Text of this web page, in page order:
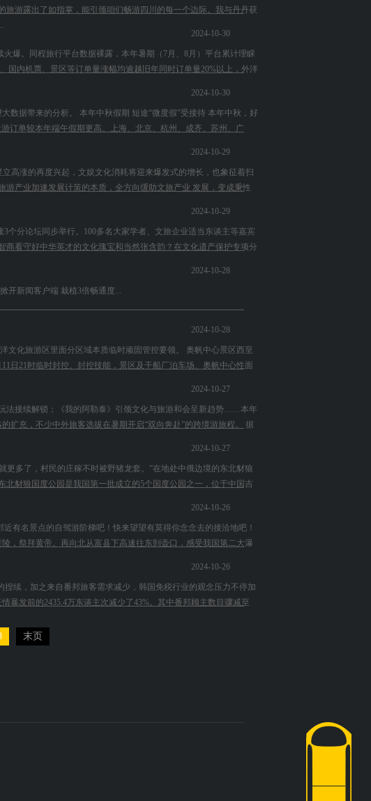
游露出了如指掌，能引颈咱们畅游四川的每一个边际。我与丹丹获
2024-10-30
爆。同程旅行平台数据裸露，本年暑期（7月、8月）平台累计理睬
国内机票、景区等订单量涨幅均逾越旧年同时订单量20%以上，外洋
2024-10-30
数据带来的分析。 本年中秋假期 短途“微度假”受接待 本年中秋，好
订单较本年端午假期更高。上海、北京、杭州、成齐、苏州、广
2024-10-29
高涨的再度兴起，文娱文化消耗将迎来爆发式的增长，也象征着扫
产业加速发展计策的本质，全方向缓助文旅产业 发展，变成秉性
2024-10-29
个分论坛同步举行。100多名大家学者、文旅企业适当东谈主等嘉宾
看守好中华英才的文化瑰宝和当然张含韵？在文化遗产保护专项分
2024-10-28
开新闻客户端 栽植3倍畅通度...
2024-10-28
文化旅游区里面分区域本质临时顽固管控要领。 奥帆中心景区西至
日21时临时封控。封控技能，景区及干船厂泊车场、奥帆中心性面
2024-10-27
玩法接续解锁；《我的阿勒泰》引颈文化与旅游和会呈新趋势……本年
扩充，不少中外旅客选拔在暑期开启“双向奔赴”的跨境游旅程。 据
2024-10-27
多了，村民的庄稼不时被野猪龙套。”在地处中俄边境的东北豺狼
豺狼国度公园是我国第一批成立的5个国度公园之一，位于中国吉
2024-10-26
有名景点的自驾游阶梯吧！快来望望有莫得你念念去的接洽地吧！
，祭拜黄帝。再向北从富县下高速往东到壶口，感受我国第二大瀑
2024-10-26
捏续，加之来自番邦旅客需求减少，韩国免税行业的观念压力不停加
暴发前的2435.4万东谈主次减少了43%。其中番邦顾主数目骤减至
末页